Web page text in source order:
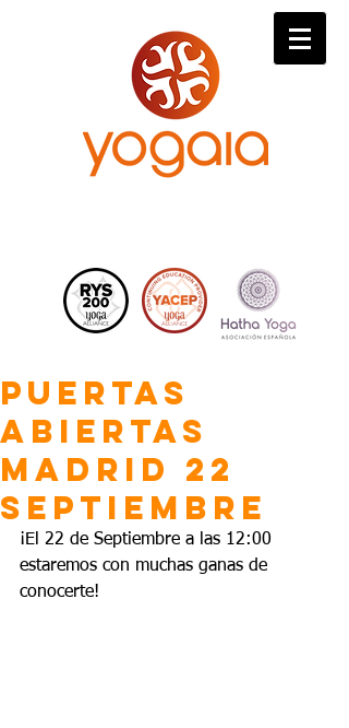
Puertas
Abiertas
Madrid 22
Septiembre
¡El 22 de Septiembre a las 12:00
estaremos con muchas ganas de
conocerte!